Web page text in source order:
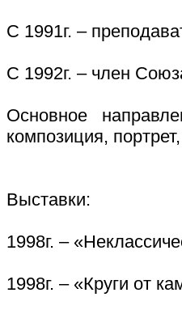
С 1991г. –
С 1992г. – член
Основное
композиция,
Выставки:
1998г. –
1998г. – «Круги от